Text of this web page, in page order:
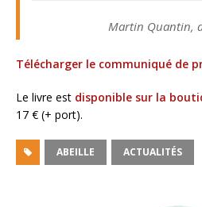
Martin Quantin,
Télécharger le communiqué de
Le livre est disponible sur la
17 € (+ port).
ABEILLE ACTUALITÉS